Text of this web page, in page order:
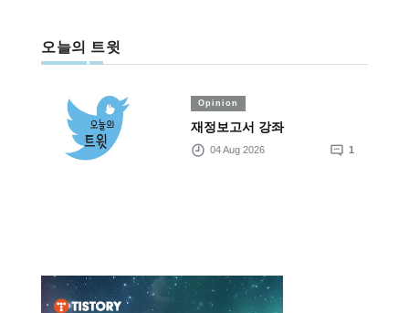
오늘의 트윗
Opinion
재정보고서 강좌
04 Aug 2026 1